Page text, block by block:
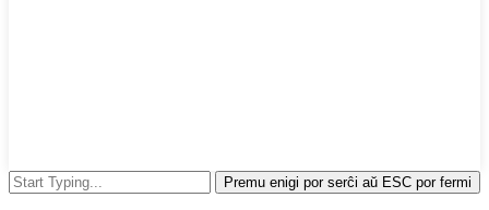
Premu enigi por serĉi aŭ ESC por fermi